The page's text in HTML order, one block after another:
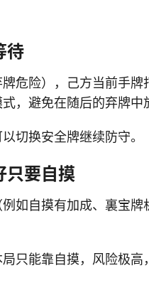
待
危险），己方当前手牌
，避免在随后的弃牌中
切换安全牌继续防守。
只要自摸
如自摸有加成、裏宝牌
只能靠自摸，风险极高